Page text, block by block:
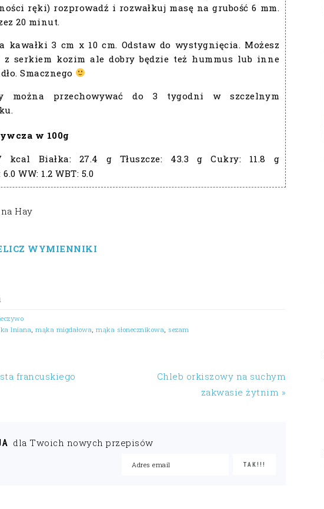
ręki) rozprowadź i rozwałkuj masę na grubość 6 mm.
20 minut.
kawałki 3 cm x 10 cm. Odstaw do wystygnięcia. Możesz
z serkiem kozim ale dobry będzie też hummus lub inne
Smacznego
można przechowywać do 3 tygodni w szczelnym
w 100g
kcal Białka: 27.4 g Tłuszcze: 43.3 g Cukry: 11.8 g
6.0 WW: 1.2 WBT: 5.0
Hay
WYMIENNIKI
lniana mąka migdałowa mąka słonecznikowa sezam
francuskiego
Chleb orkiszowy na suchym
zakwasie żytnim »
dla Twoich nowych przepisów